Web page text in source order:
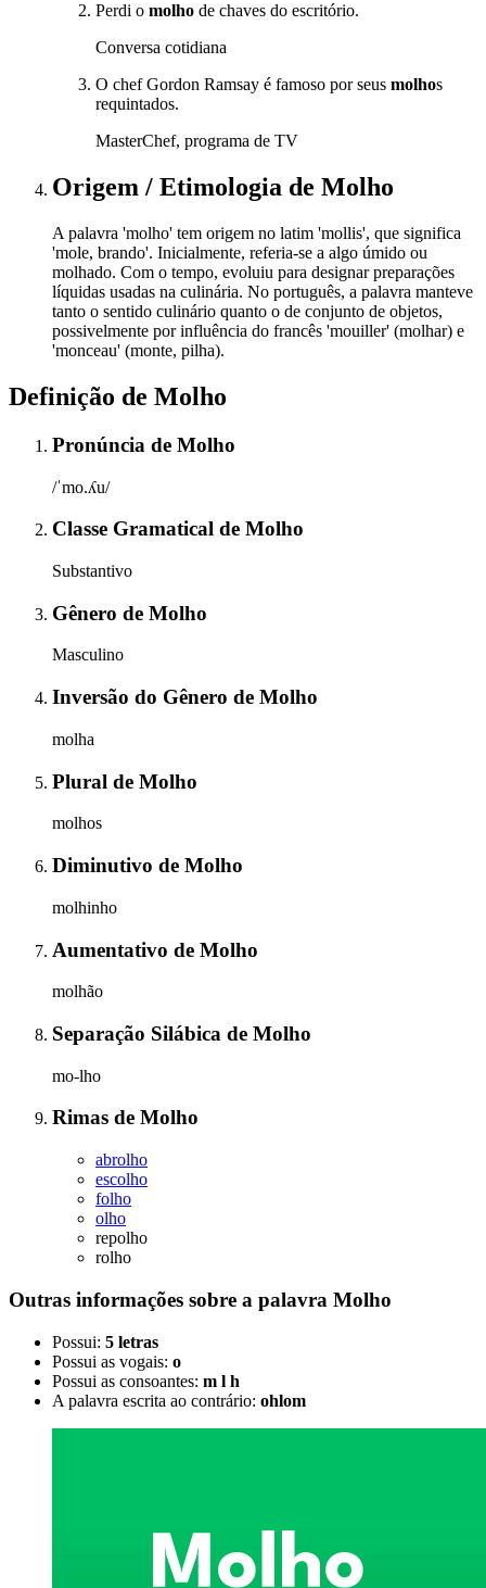
Perdi o molho de chaves do escritório.
Conversa cotidiana
O chef Gordon Ramsay é famoso por seus molhos
requintados.
MasterChef, programa de TV
Origem / Etimologia de Molho
A palavra 'molho' tem origem no latim 'mollis', que significa
'mole, brando'. Inicialmente, referia-se a algo úmido ou
molhado. Com o tempo, evoluiu para designar preparações
líquidas usadas na culinária. No português, a palavra manteve
tanto o sentido culinário quanto o de conjunto de objetos,
possivelmente por influência do francês 'mouiller' (molhar) e
'monceau' (monte, pilha).
Definição de Molho
Pronúncia de Molho
/ˈmo.ʎu/
Classe Gramatical de Molho
Substantivo
Gênero de Molho
Masculino
Inversão do Gênero de Molho
molha
Plural de Molho
molhos
Diminutivo de Molho
molhinho
Aumentativo de Molho
molhão
Separação Silábica de Molho
mo-lho
Rimas de Molho
abrolho
escolho
folho
olho
repolho
rolho
Outras informações sobre a palavra Molho
Possui: 5 letras
Possui as vogais: o
Possui as consoantes: m l h
A palavra escrita ao contrário: ohlom